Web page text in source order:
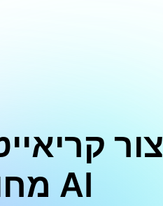
צור
מחולל מודעות פייסבוק AI